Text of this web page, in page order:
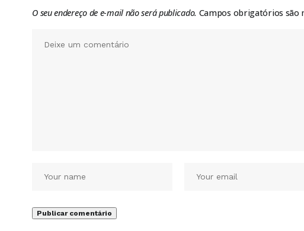
O seu endereço de e-mail não será publicado. Campos obrigatórios são